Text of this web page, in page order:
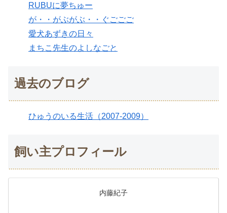
RUBUに夢ちゅー
が・・がぶがぶ・・ぐごごご
愛犬あずきの日々
まちこ先生のよしなごと
過去のブログ
ひゅうのいる生活（2007-2009）
飼い主プロフィール
内藤紀子